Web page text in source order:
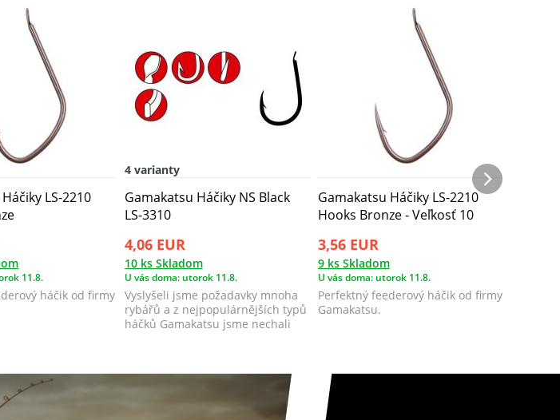
LS-2210
11.8.
háčik od firmy
4 varianty
Gamakatsu Háčiky NS Black
LS-3310
4,06 EUR
10 ks Skladom
U vás doma: utorok 11.8.
Vyslyšeli jsme požadavky mnoha
rybářů a z nejpopulárnějších typů
háčků Gamakatsu jsme nechali
Gamakatsu Háčiky LS-2210
Hooks Bronze - Veľkosť 10
3,56 EUR
9 ks Skladom
U vás doma: utorok 11.8.
Perfektný feederový háčik od firmy
Gamakatsu.